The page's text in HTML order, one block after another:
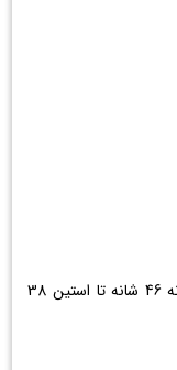
(سایز دوایکس لارج طول 76عرض 49عرض شانه 46 شانه تا استین 38